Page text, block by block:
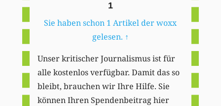
1
Sie haben schon 1 Artikel der woxx
gelesen. ↑
Unser kritischer Journalismus ist für
alle kostenlos verfügbar. Damit das so
bleibt, brauchen wir Ihre Hilfe. Sie
können Ihren Spendenbeitrag hier